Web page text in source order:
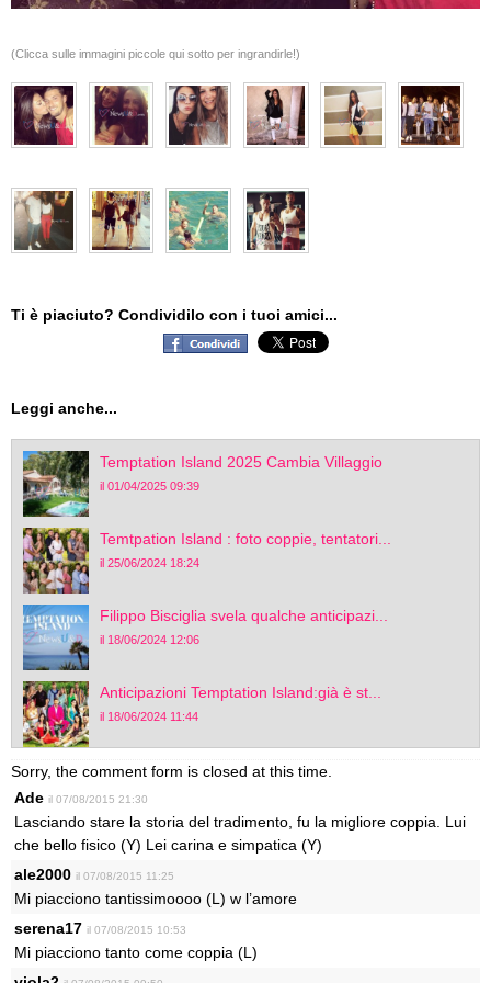
(Clicca sulle immagini piccole qui sotto per ingrandirle!)
Ti è piaciuto? Condividilo con i tuoi amici...
Leggi anche...
Temptation Island 2025 Cambia Villaggio
il 01/04/2025 09:39
Temtpation Island : foto coppie, tentatori...
il 25/06/2024 18:24
Filippo Bisciglia svela qualche anticipazi...
il 18/06/2024 12:06
Anticipazioni Temptation Island:già è st...
il 18/06/2024 11:44
Sorry, the comment form is closed at this time.
Ade il 07/08/2015 21:30
Lasciando stare la storia del tradimento, fu la migliore coppia. Lui
che bello fisico (Y) Lei carina e simpatica (Y)
ale2000 il 07/08/2015 11:25
Mi piacciono tantissimoooo (L) w l’amore
serena17 il 07/08/2015 10:53
Mi piacciono tanto come coppia (L)